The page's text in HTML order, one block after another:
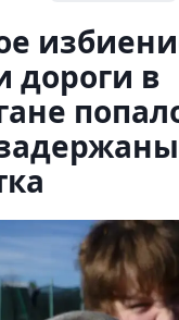
дороги в